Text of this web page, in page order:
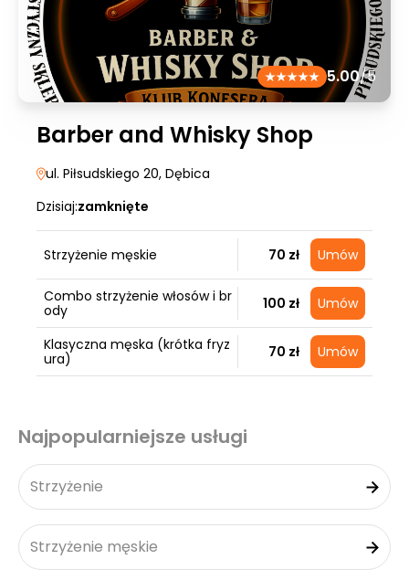
5.00/5
Barber and Whisky Shop
ul. Piłsudskiego 20, Dębica
Dzisiaj:zamknięte
Strzyżenie męskie 70 zł Umów
Combo strzyżenie włosów i br
ody
100 zł Umów
Klasyczna męska (krótka fryz
ura)
70 zł Umów
Najpopularniejsze usługi
Strzyżenie
Strzyżenie męskie